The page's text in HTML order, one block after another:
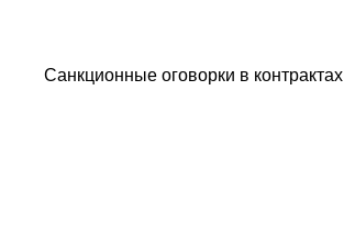
Санкционные оговорки в контрактах